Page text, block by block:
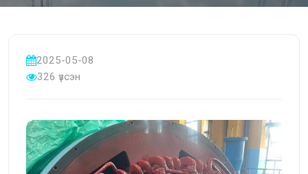
2025-05-08
326 үзсэн